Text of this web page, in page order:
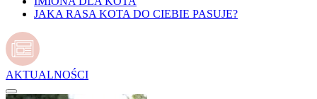
JAKA RASA KOTA DO CIEBIE PASUJE?
AKTUALNOŚCI